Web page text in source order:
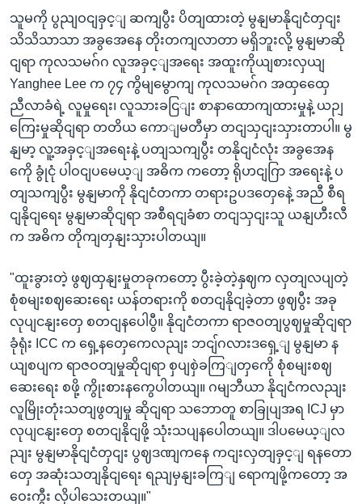
သူမကို ပွညျဝငျခှင့ျ ဆကျပွီး ပိတျထားတဲ့ မွနျမာနိုငျငံတှငျး
သိသိသာသာ အခွအေနေ တိုးတကျလာတာ မရှိဘူးလို့ မွနျမာဆို
ငျရာ ကုလသမဂ်ဂ လူအခှင့ျအရေး အထူးကိုယျစားလှယျ
Yanghee Lee က ၇၄ ကွိမျမွောကျ ကုလသမဂ်ဂ အထှထှေေ
ညီလာခံရဲ့ လူမှုရေး၊ လူသားခငြျး စာနာထောကျထားမှုနဲ့ ယဉျ
ကြေးမှုဆိုငျရာ တတိယ ကောျမတီမှာ တငျသှငျးသှားတာပါ။ မွ
နျမာ့ လူ့အခှင့ျအရေးနဲ့ ပတျသကျပွီး တနိုငျငံလုံး အခွအေန
ကေို ခွုံငုံ ပါဝငျပမေယ့ျ အဓိက ကတော့ ရိုဟငျဂြာ အရေးနဲ့ ပ
တျသကျပွီး မွနျမာကို နိုငျငံတကာ တရားဥပဒတှေနေဲ့ အညီ စီရ
ငျနိုငျရေး မွနျမာဆိုငျရာ အစီရငျခံစာ တငျသှငျးသူ ယနျဟီးလီ
က အဓိက တိုကျတှနျးသှားပါတယျ။
"ထူးခွားတဲ့ ဖွဈထှနျးမှုတခုကတော့ ပွီးခဲ့တဲ့နှဈက လှတျလပျတဲ့
စုံစမျးစဈဆေးရေး ယန်တရားကို စတငျနိုငျခဲ့တာ ဖွဈပွီး အခု
လုပျငနျးတှေ စတငျနပေါပွီ။ နိုငျငံတကာ ရာဇဝတျပွဈမှုဆိုငျရာ
ခုံရုံး ICC က ရှေ့နတှေကေလညျး ဘငျ်ဂလားဒရှေ့ျ မွနျမာ န
ယျစပျက ရာဇဝတျမှုဆိုငျရာ စှပျစှဲခကြျတှကေို စုံစမျးစဈ
ဆေးရေး စဖို့ ကွိုးစားနကွေပါတယျ။ ဂမျဘီယာ နိုငျငံကလညျး
လူမြိုးတုံးသတျဖွတျမှု ဆိုငျရာ သဘောတူ စာခြုပျအရ ICJ မှာ
လုပျငနျးတှေ စတငျနိုငျဖို့ သုံးသပျနပေါတယျ။ ဒါပမေယ့ျလ
ညျး မွနျမာနိုငျငံတှငျး ပွဈဒဏျကနေ ကငျးလှတျခှင့ျ ရနတော
တှေ အဆုံးသတျနိုငျရေး ရညျမှနျးခကြျ ရောကျဖို့ကတော့ အ
ဝေးကွီး လိုပါသေးတယျ။"